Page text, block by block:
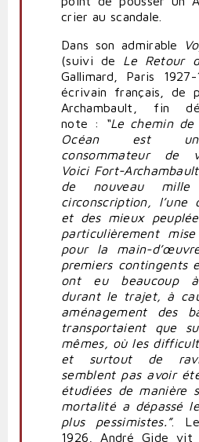
crier au scandale.
Dans son admirable
(suivi de Le Retour
Gallimard, Paris
écrivain français, de
Archambault, fin
note :
“Le chemin
Océan est un
consommateur de
Voici Fort-
de nouveau mille
circonscription, l’une
et des mieux
particulièrement
pour la main-
premiers contingents
ont eu beaucoup
durant le trajet, à
aménagement des
transportaient que
mêmes, où les
et surtout de
semblent pas avoir
étudiées de manière
mortalité a dépassé
plus pessimistes.”.
1926, André Gide